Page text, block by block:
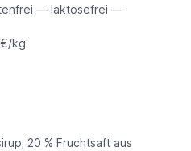
— laktosefrei —
kg
20 % Fruchtsaft aus